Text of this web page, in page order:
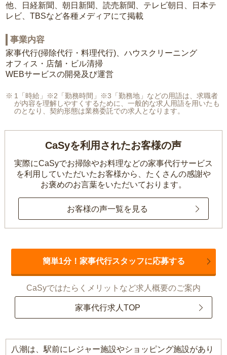
他、日経新聞、朝日新聞、読売新聞、テレビ朝日、日本テ
レビ、TBSなど各種メディアにて掲載
事業内容
家事代行(掃除代行・料理代行)、ハウスクリーニング
オフィス・店舗・ビル清掃
WEBサービスの開発及び運営
1「時給」※2「勤務時間」※3「勤務地」などの用語は、求職者
が内容を理解しやすくするために、一般的な求人用語を用いたも
のとなり、契約形態は業務委託での求人となります。
CaSyを利用されたお客様の声
実際にCaSyでお掃除やお料理などの家事代行サービス
を利用していただいたお客様から、 たくさんの感謝や
お褒めのお言葉をいただいております。
お客様の声一覧を見る
簡単1分！家事代行スタッフに応募する
CaSyではたらくメリットなど求人概要のご案内
家事代行求人TOP
八潮は、駅前にレジャー施設やショッピング施設があり